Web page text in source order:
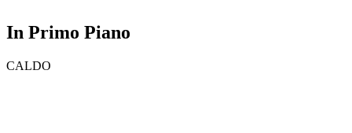
In Primo Piano
CALDO